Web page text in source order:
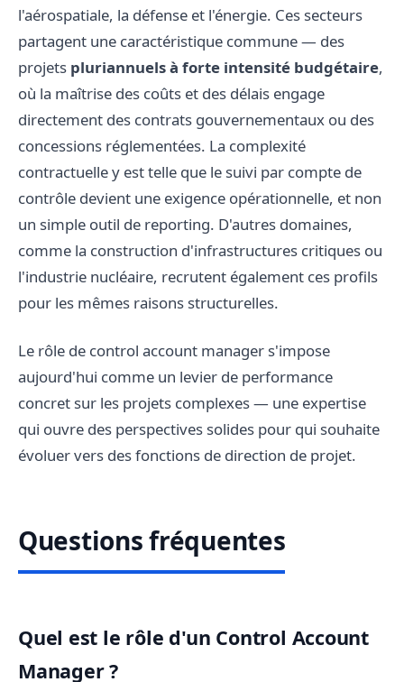
l'aérospatiale, la défense et l'énergie. Ces secteurs
partagent une caractéristique commune — des
projets pluriannuels à forte intensité budgétaire,
où la maîtrise des coûts et des délais engage
directement des contrats gouvernementaux ou des
concessions réglementées. La complexité
contractuelle y est telle que le suivi par compte de
contrôle devient une exigence opérationnelle, et non
un simple outil de reporting. D'autres domaines,
comme la construction d'infrastructures critiques ou
l'industrie nucléaire, recrutent également ces profils
pour les mêmes raisons structurelles.
Le rôle de control account manager s'impose
aujourd'hui comme un levier de performance
concret sur les projets complexes — une expertise
qui ouvre des perspectives solides pour qui souhaite
évoluer vers des fonctions de direction de projet.
Questions fréquentes
Quel est le rôle d'un Control Account
Manager ?